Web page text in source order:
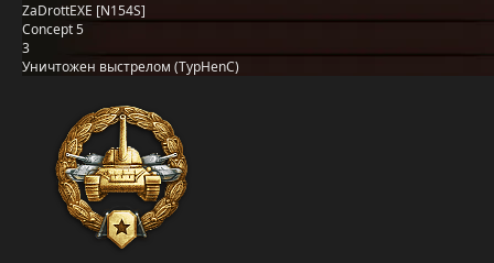
ZaDrottEXE [N154S]
Concept 5
3
Уничтожен выстрелом (TypHenC)